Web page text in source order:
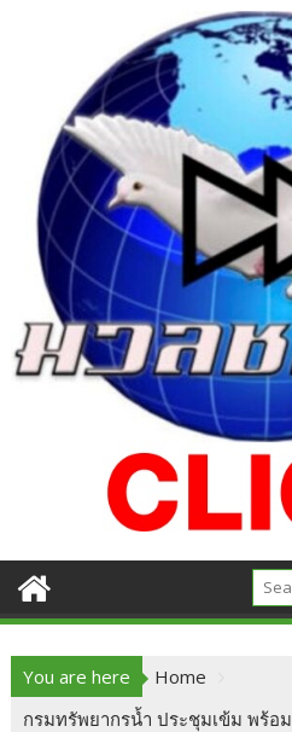
You are here
Home
กรมทรัพยากรน้ำ ประชุมเข้ม พร้อ